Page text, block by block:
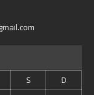
S
D